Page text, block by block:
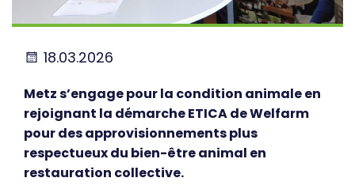
18.03.2026
Metz s’engage pour la condition animale en
rejoignant la démarche ETICA de Welfarm
pour des approvisionnements plus
respectueux du bien-être animal en
restauration collective.